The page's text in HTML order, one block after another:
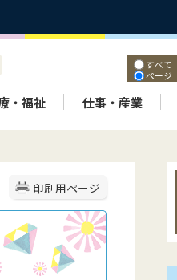
すべて
ページ
・福祉 仕事・産業
印刷用ページ